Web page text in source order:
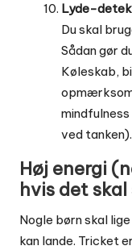
Lyde-
Du skal
Sådan gør
Køleskab,
ved tanken).
Høj energi
hvis det
Nogle børn skal
kan lande. Tricket